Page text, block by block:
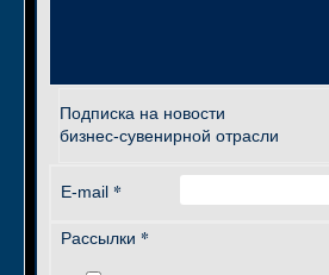
Подписка на новости
бизнес-сувенирной отрасли
E-mail *
Рассылки *